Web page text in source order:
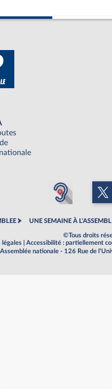
UNE SEMAINE À
©Tous droits
légales
Accessibilité : partiellement
Assemblée nationale - 126 Rue de